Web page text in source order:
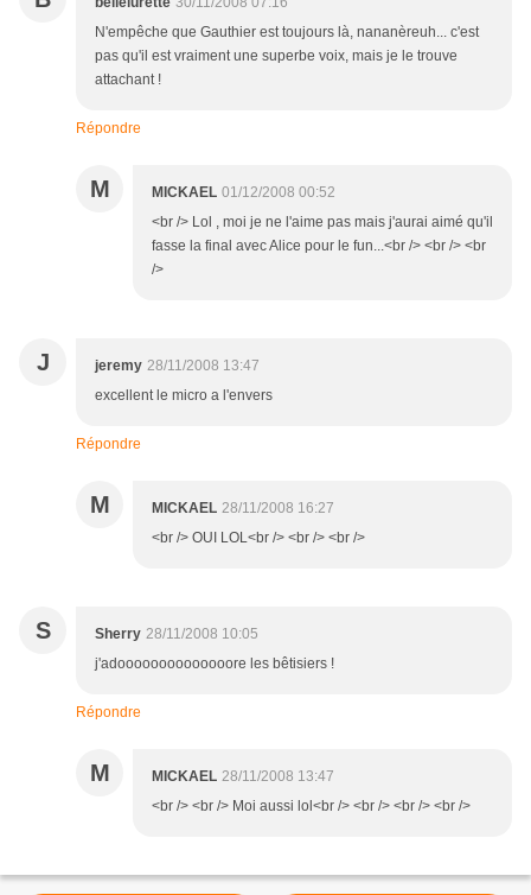
N'empêche que Gauthier est toujours là, nananèreuh... c'est
pas qu'il est vraiment une superbe voix, mais je le trouve
attachant !
Répondre
M MICKAEL 01/12/2008 00:52
<br /> Lol , moi je ne l'aime pas mais j'aurai aimé qu'il
fasse la final avec Alice pour le fun...<br /> <br /> <br
/>
J jeremy 28/11/2008 13:47
excellent le micro a l'envers
Répondre
M MICKAEL 28/11/2008 16:27
<br /> OUI LOL<br /> <br /> <br />
S Sherry 28/11/2008 10:05
j'adoooooooooooooore les bêtisiers !
Répondre
M MICKAEL 28/11/2008 13:47
<br /> <br /> Moi aussi lol<br /> <br /> <br /> <br />